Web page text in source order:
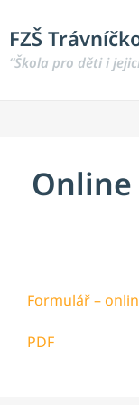
FZŠ
“Škola pro děti i
Formulář –
PDF